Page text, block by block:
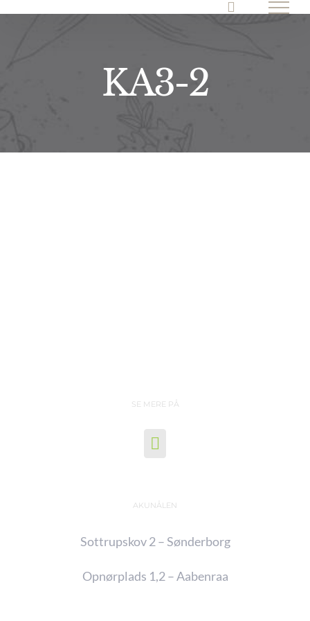
Skip
KA3-2
SE MERE PÅ
AKUNÅLEN
Sottrupskov 2 – Sønderborg
Opnørplads 1,2 – Aabenraa